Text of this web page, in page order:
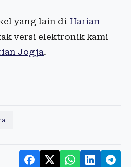
yang lain di Harian
versi elektronik kami
Jogja.